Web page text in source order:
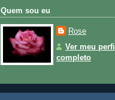
Quem sou eu
Rose
Ver meu perfil
completo